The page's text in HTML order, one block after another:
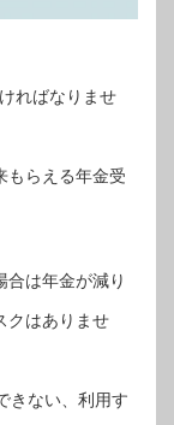
ればなりませ
もらえる年金受
合は年金が減り
クはありませ
きない、利用す